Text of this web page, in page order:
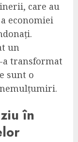
care au
economiei
un
a transformat
sunt o
în